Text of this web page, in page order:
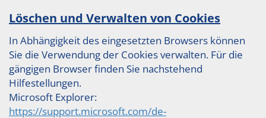
Löschen und Verwalten von Cookies
In Abhängigkeit des eingesetzten Browsers können
Sie die Verwendung der Cookies verwalten. Für die
gängigen Browser finden Sie nachstehend
Hilfestellungen.
Microsoft Explorer:
https://support.microsoft.com/de-